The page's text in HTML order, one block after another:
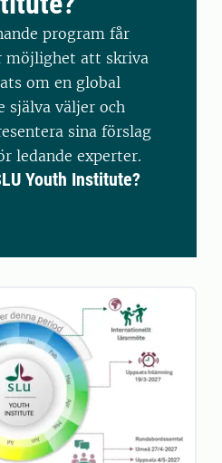
program får
möjlighet att skriva
om en global
själva väljer och
sina förslag
ledande experter.
Youth Institute?